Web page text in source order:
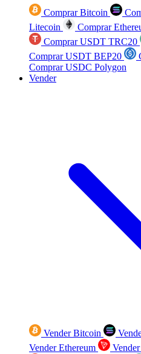
Comprar Bitcoin
Litecoin
Comprar
Comprar USDT TRC20
Comprar USDT BEP20
Comprar USDC Polygon
Vender
Vender Bitcoin
Vender Ethereum